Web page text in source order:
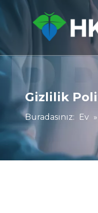
Gizlilik
Buradasınız: Ev »